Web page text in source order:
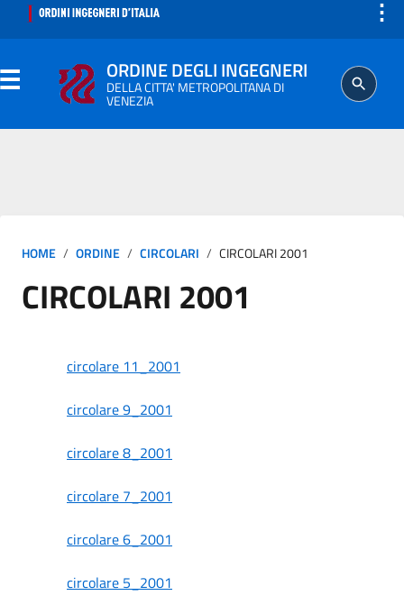
⋮
ORDINE DEGLI INGEGNERI
DELLA CITTA' METROPOLITANA DI
VENEZIA
ISCRITTO
PROFESSIONE
AGGIORNAMENTO PROFESSIONALE
HOME ORDINE CIRCOLARI CIRCOLARI 2001
CIRCOLARI 2001
circolare 11_2001
circolare 9_2001
circolare 8_2001
circolare 7_2001
circolare 6_2001
circolare 5_2001